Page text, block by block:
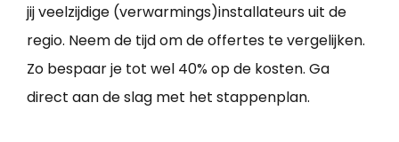
jij veelzijdige (verwarmings)installateurs uit de
regio. Neem de tijd om de offertes te vergelijken.
Zo bespaar je tot wel 40% op de kosten. Ga
direct aan de slag met het stappenplan.